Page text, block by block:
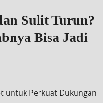
Sulit Turun?
Bisa Jadi
untuk Perkuat Dukungan